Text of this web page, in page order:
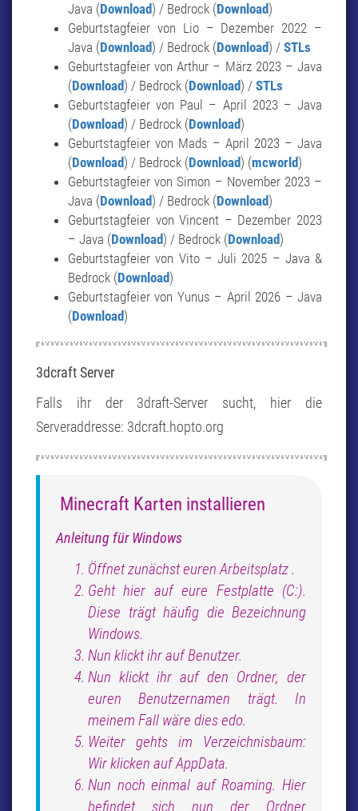
Java (Download) / Bedrock (Download)
Geburtstagfeier von Lio – Dezember 2022 –
Java (Download) / Bedrock (Download) / STLs
Geburtstagfeier von Arthur – März 2023 – Java
(Download) / Bedrock (Download) / STLs
Geburtstagfeier von Paul – April 2023 – Java
(Download) / Bedrock (Download)
Geburtstagfeier von Mads – April 2023 – Java
(Download) / Bedrock (Download) (mcworld)
Geburtstagfeier von Simon – November 2023 –
Java (Download) / Bedrock (Download)
Geburtstagfeier von Vincent – Dezember 2023
– Java (Download) / Bedrock (Download)
Geburtstagfeier von Vito – Juli 2025 – Java &
Bedrock (Download)
Geburtstagfeier von Yunus – April 2026 – Java
(Download)
3dcraft Server
Falls ihr der 3draft-Server sucht, hier die
Serveraddresse: 3dcraft.hopto.org
Minecraft Karten installieren
Anleitung für Windows
Öffnet zunächst euren Arbeitsplatz .
Geht hier auf eure Festplatte (C:).
Diese trägt häufig die Bezeichnung
Windows.
Nun klickt ihr auf Benutzer.
Nun klickt ihr auf den Ordner, der
euren Benutzernamen trägt. In
meinem Fall wäre dies edo.
Weiter gehts im Verzeichnisbaum:
Wir klicken auf AppData.
Nun noch einmal auf Roaming. Hier
befindet sich nun der Ordner